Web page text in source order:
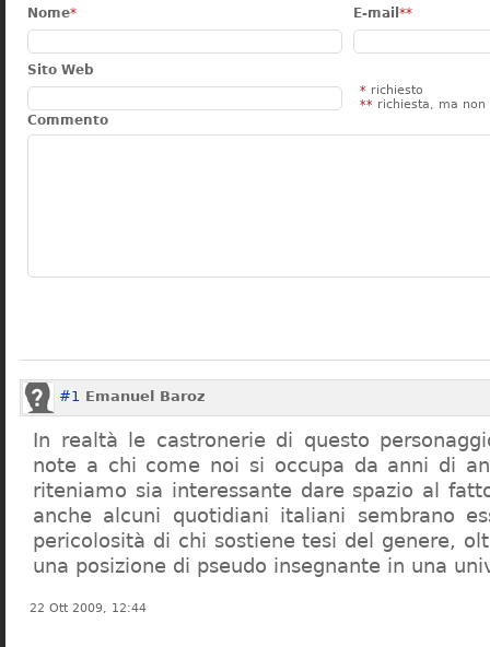
Nome* E-mail **
Sito Web
* richiesto
** richiesta, ma non
Commento
#1 Emanuel Baroz
In realtà le castronerie di questo
note a chi come noi si occupa da anni di
riteniamo sia interessante dare spazio al fatto
anche alcuni quotidiani italiani sembrano
pericolosità di chi sostiene tesi del genere,
una posizione di pseudo insegnante in una
22 Ott 2009, 12:44